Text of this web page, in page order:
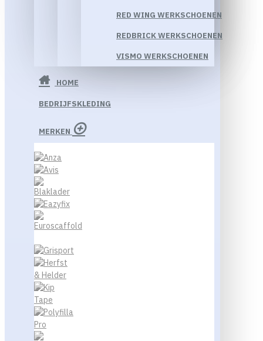
RED WING WERKSCHOENEN
REDBRICK WERKSCHOENEN
VISMO WERKSCHOENEN
HOME
BEDRIJFSKLEDING
MERKEN